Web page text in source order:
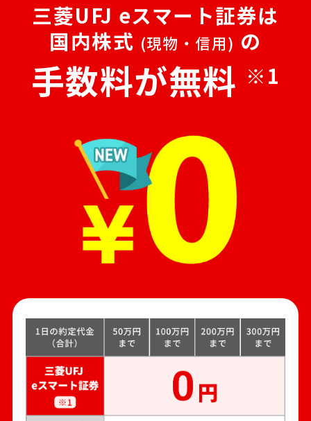
三菱UFJ eスマート証券は
国内株式 (現物・信用) の
手数料が無料 ※1